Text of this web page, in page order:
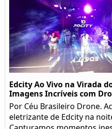
Edcity Ao Vivo na Virada
Imagens Incríveis com
Por Céu Brasileiro Drone.
eletrizante de Edcity na